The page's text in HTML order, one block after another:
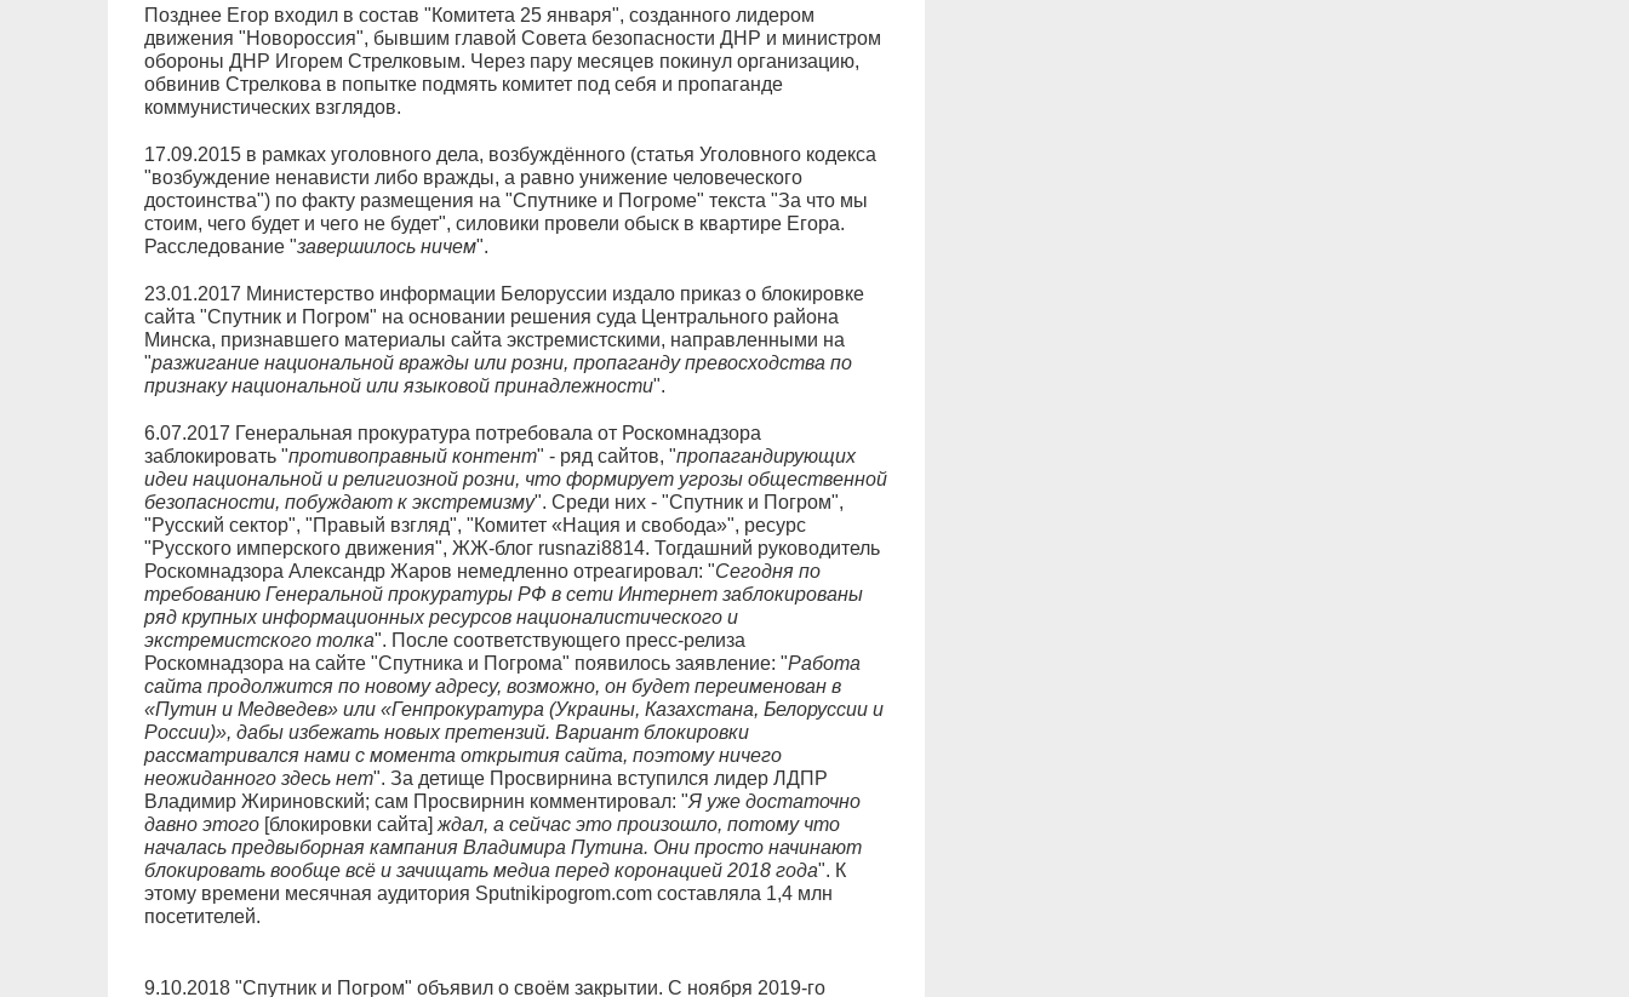
Позднее Егор входил в состав "Комитета 25 января", созданного лидером
движения "Новороссия", бывшим главой Совета безопасности ДНР и министром
обороны ДНР Игорем Стрелковым. Через пару месяцев покинул организацию,
обвинив Стрелкова в попытке подмять комитет под себя и пропаганде
коммунистических взглядов.
17.09.2015 в рамках уголовного дела, возбуждённого (статья Уголовного кодекса
"возбуждение ненависти либо вражды, а равно унижение человеческого
достоинства") по факту размещения на "Спутнике и Погроме" текста "За что мы
стоим, чего будет и чего не будет", силовики провели обыск в квартире Егора.
Расследование "завершилось ничем".
23.01.2017 Министерство информации Белоруссии издало приказ о блокировке
сайта "Спутник и Погром" на основании решения суда Центрального района
Минска, признавшего материалы сайта экстремистскими, направленными на
"разжигание национальной вражды или розни, пропаганду превосходства по
признаку национальной или языковой принадлежности".
6.07.2017 Генеральная прокуратура потребовала от Роскомнадзора
заблокировать "противоправный контент" - ряд сайтов, "пропагандирующих
идеи национальной и религиозной розни, что формирует угрозы общественной
безопасности, побуждают к экстремизму". Среди них - "Спутник и Погром",
"Русский сектор", "Правый взгляд", "Комитет «Нация и свобода»", ресурс
"Русского имперского движения", ЖЖ-блог rusnazi8814. Тогдашний руководитель
Роскомнадзора Александр Жаров немедленно отреагировал: "Сегодня по
требованию Генеральной прокуратуры РФ в сети Интернет заблокированы
ряд крупных информационных ресурсов националистического и
экстремистского толка". После соответствующего пресс-релиза
Роскомнадзора на сайте "Спутника и Погрома" появилось заявление: "Работа
сайта продолжится по новому адресу, возможно, он будет переименован в
«Путин и Медведев» или «Генпрокуратура (Украины, Казахстана, Белоруссии и
России)», дабы избежать новых претензий. Вариант блокировки
рассматривался нами с момента открытия сайта, поэтому ничего
неожиданного здесь нет". За детище Просвирнина вступился лидер ЛДПР
Владимир Жириновский; сам Просвирнин комментировал: "Я уже достаточно
давно этого [блокировки сайта] ждал, а сейчас это произошло, потому что
началась предвыборная кампания Владимира Путина. Они просто начинают
блокировать вообще всё и зачищать медиа перед коронацией 2018 года". К
этому времени месячная аудитория Sputnikipogrom.com составляла 1,4 млн
посетителей.
9.10.2018 "Спутник и Погром" объявил о своём закрытии. С ноября 2019-го